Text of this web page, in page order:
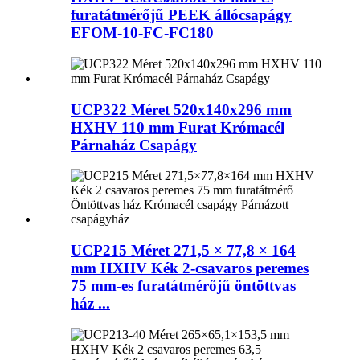
furatátmérőjű PEEK állócsapágy
EFOM-10-FC-FC180
UCP322 Méret 520x140x296 mm
HXHV 110 mm Furat Krómacél
Párnaház Csapágy
UCP215 Méret 271,5 × 77,8 × 164
mm HXHV Kék 2-csavaros peremes
75 mm-es furatátmérőjű öntöttvas
ház ...